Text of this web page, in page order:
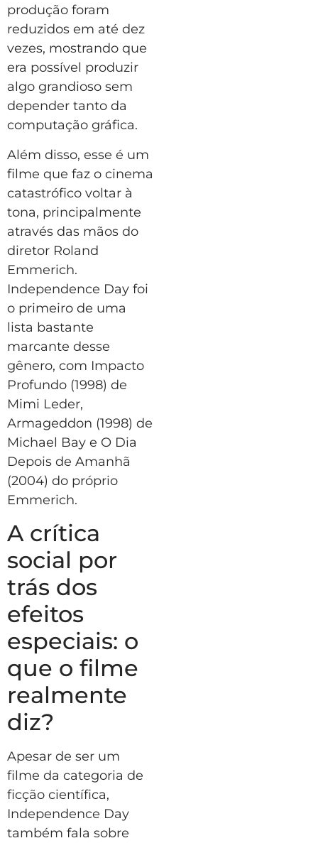
produção foram
reduzidos em até dez
vezes, mostrando que
era possível produzir
algo grandioso sem
depender tanto da
computação gráfica.
Além disso, esse é um
filme que faz o cinema
catastrófico voltar à
tona, principalmente
através das mãos do
diretor Roland
Emmerich.
Independence Day foi
o primeiro de uma
lista bastante
marcante desse
gênero, com Impacto
Profundo (1998) de
Mimi Leder,
Armageddon (1998) de
Michael Bay e O Dia
Depois de Amanhã
(2004) do próprio
Emmerich.
A crítica
social por
trás dos
efeitos
especiais: o
que o filme
realmente
diz?
Apesar de ser um
filme da categoria de
ficção científica,
Independence Day
também fala sobre